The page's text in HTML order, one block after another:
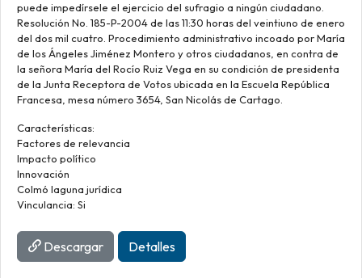
puede impedírsele el ejercicio del sufragio a ningún ciudadano.
Resolución No. 185-P-2004 de las 11:30 horas del veintiuno de enero
del dos mil cuatro. Procedimiento administrativo incoado por María
de los Ángeles Jiménez Montero y otros ciudadanos, en contra de
la señora María del Rocío Ruiz Vega en su condición de presidenta
de la Junta Receptora de Votos ubicada en la Escuela República
Francesa, mesa número 3654, San Nicolás de Cartago.
Características:
Factores de relevancia
Impacto político
Innovación
Colmó laguna jurídica
Vinculancia: Si
Descargar Detalles